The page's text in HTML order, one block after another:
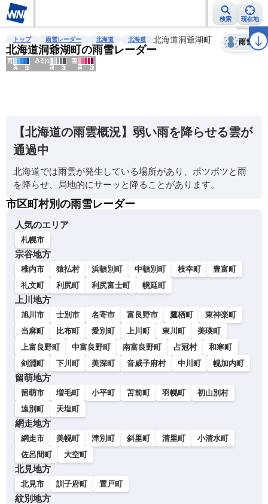
検索 現在地
雨雲レーダー 台風情報 地震情報 警報・注意報 2週間天気 ラ
トップ 雨雪レーダー 北海道 北海道 北海道洞爺湖町
北海道洞爺湖町の雨雪レーダー
雨雪
天気 台風
【北海道の雨雲概況】弱い雨を降らせる雲が
通過中
北海道では雨雲が発生している場所があり、ポツポツと雨
を降らせ、局地的にサーッと降ることがあります。
市区町村別の雨雪レーダー
人気のエリア
札幌市
宗谷地方
稚内市 猿払村 浜頓別町 中頓別町 枝幸町
豊富町
礼文町
利尻町 利尻富士町 幌延町
上川地方
旭川市 士別市 名寄市 富良野市 鷹栖町
東神楽町
当麻町
比布町 愛別町 上川町 東川町
美瑛町
上富良野町
中富良野町 南富良野町 占冠村
和寒町
剣淵町
下川町 美深町 音威子府村 中川町 幌加内町
留萌地方
留萌市 増毛町 小平町 苫前町 羽幌町
初山別村
遠別町
天塩町
網走地方
網走市 美幌町 津別町 斜里町 清里町
小清水町
佐呂間町
大空町
北見地方
北見市 訓子府町 置戸町
紋別地方